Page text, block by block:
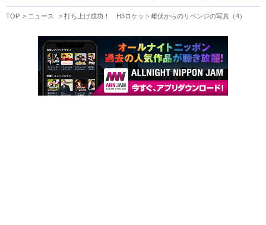
TOP ニュース 打ち上げ成功！ H3ロケット雌伏からのリベンジの写真（4）